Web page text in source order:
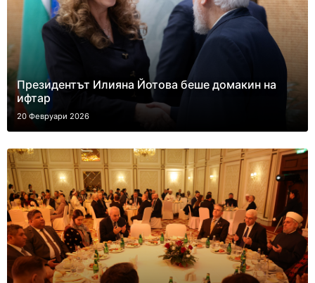
Президентът Илияна Йотова беше домакин на
ифтар
20 Февруари 2026